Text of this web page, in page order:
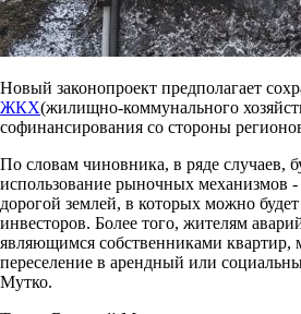
Новый законопроект предполагает
ЖКХ(жилищно-коммунального
софинансирования со стороны
По словам чиновника, в ряде случаев,
использование рыночных механизмов -
дорогой землей, в которых можно будет
инвесторов. Более того, жителям
являющимся собственниками квартир,
переселение в арендный или
Мутко.